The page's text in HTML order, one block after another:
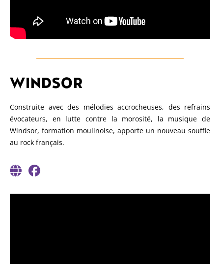
WINDSOR
Construite avec des mélodies accrocheuses, des refrains
évocateurs, en lutte contre la morosité, la musique de
Windsor, formation moulinoise, apporte un nouveau souffle
au rock français.